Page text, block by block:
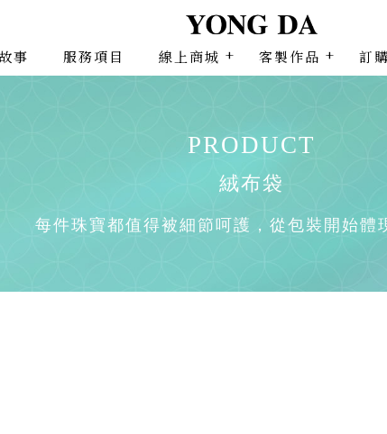
事 服務項目 線上商城 客製作品 訂
絨布袋